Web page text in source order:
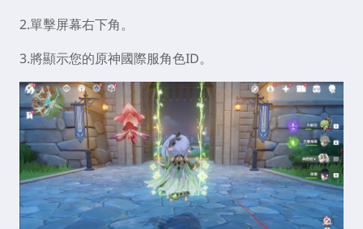
2.單擊屏幕右下角。
3.將顯示您的原神國際服角色ID。